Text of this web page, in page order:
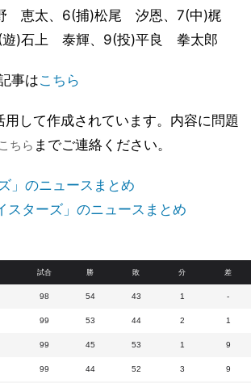
恵太、6(捕)松尾 汐恩、7(中)梶
)石上 泰輝、9(投)平良 拳太郎
事はこちら
して作成されています。内容に問題
こちら までご連絡ください。
」のニュースまとめ
スターズ」のニュースまとめ
試合 勝 敗 分 差
98 54 43 1 -
99 53 44 2 1
99 45 53 1 9
99 44 52 3 9